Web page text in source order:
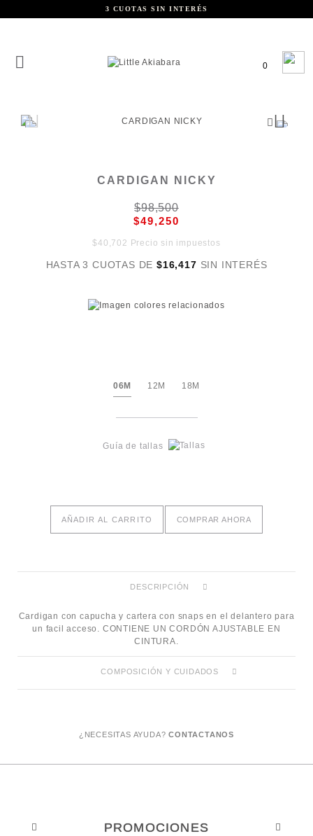
3 CUOTAS SIN INTERÉS
0
CARDIGAN NICKY
$98,500
$49,250
$40,702 Precio sin impuestos
HASTA 3 CUOTAS DE$16,417 SIN INTERÉS
06M 12M 18M
Guía de tallas
AÑADIR AL CARRITO COMPRAR AHORA
DESCRIPCIÓN
Cardigan con capucha y cartera con snaps en el delantero para
un facil acceso. CONTIENE UN CORDÓN AJUSTABLE EN
CINTURA.
COMPOSICIÓN Y CUIDADOS
¿NECESITAS AYUDA?CONTACTANOS
PROMOCIONES